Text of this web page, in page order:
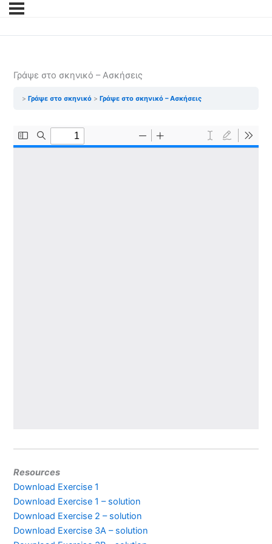
Γράψε στο σκηνικό – Ασκήσεις
Γράψε στο σκηνικό Γράψε στο σκηνικό – Ασκήσεις
Resources
Download Exercise 1
Download Exercise 1 – solution
Download Exercise 2 – solution
Download Exercise 3A – solution